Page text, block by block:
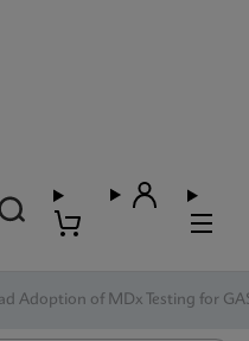
Adoption of MDx Testing for